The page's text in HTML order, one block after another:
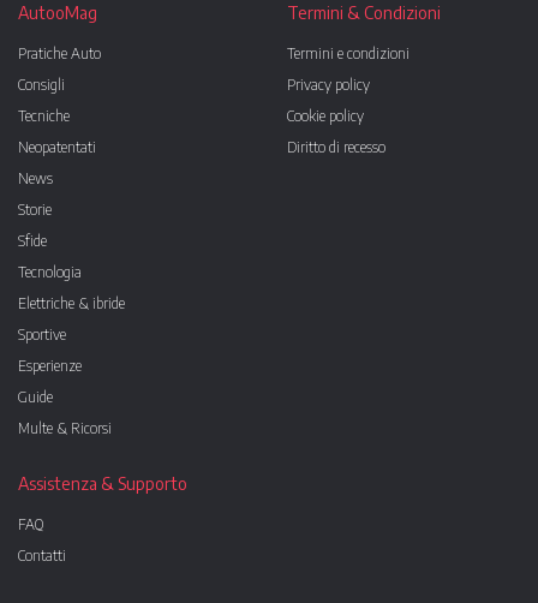
AutooMag
Pratiche Auto
Consigli
Tecniche
Neopatentati
News
Storie
Sfide
Tecnologia
Elettriche & ibride
Sportive
Esperienze
Guide
Multe & Ricorsi
Termini & Condizioni
Termini e condizioni
Privacy policy
Cookie policy
Diritto di recesso
Assistenza & Supporto
FAQ
Contatti